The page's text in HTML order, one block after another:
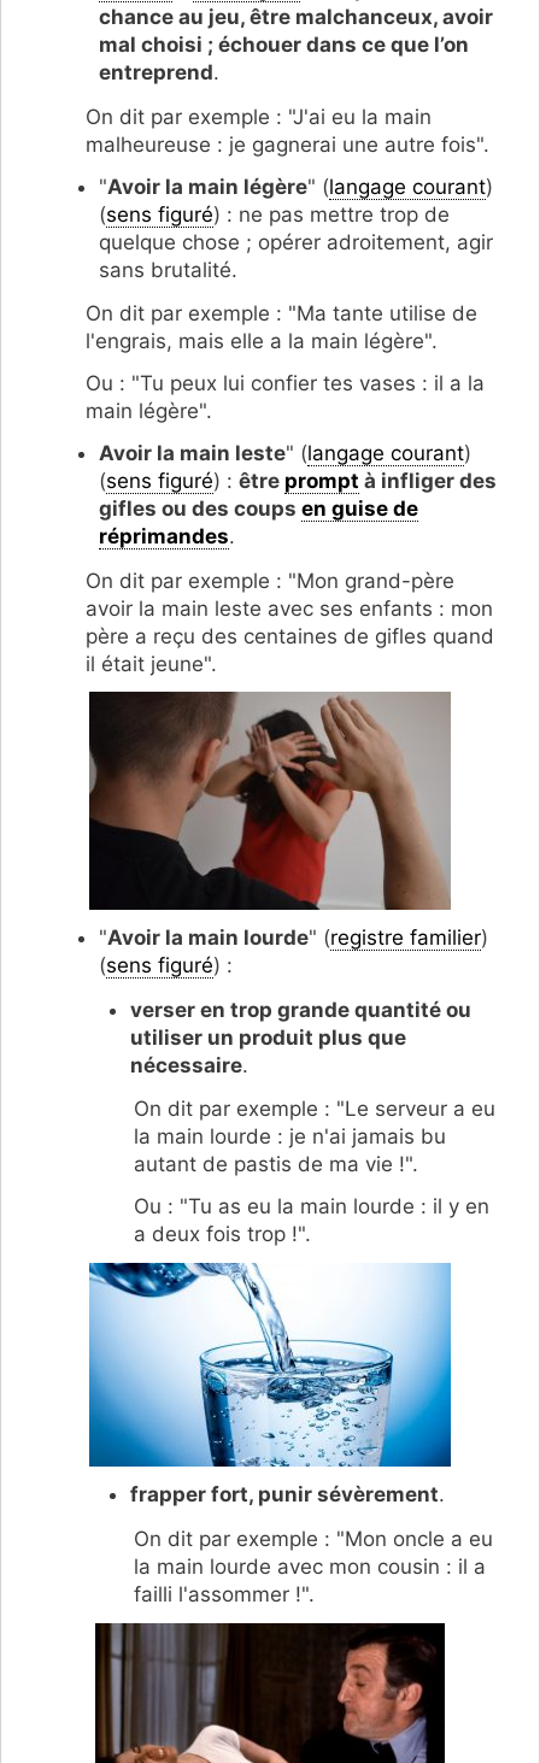
chance au jeu, être malchanceux, avoir
mal choisi ; échouer dans ce que l’on
entreprend.
On dit par exemple : "J'ai eu la main
malheureuse : je gagnerai une autre fois".
"Avoir la main légère" (langage courant)
(sens figuré) : ne pas mettre trop de
quelque chose ; opérer adroitement, agir
sans brutalité.
On dit par exemple : "Ma tante utilise de
l'engrais, mais elle a la main légère".
Ou : "Tu peux lui confier tes vases : il a la
main légère".
Avoir la main leste" (langage courant)
(sens figuré) : être prompt à infliger des
gifles ou des coups en guise de
réprimandes.
On dit par exemple : "Mon grand-père
avoir la main leste avec ses enfants : mon
père a reçu des centaines de gifles quand
il était jeune".
"Avoir la main lourde" (registre familier)
(sens figuré) :
verser en trop grande quantité ou
utiliser un produit plus que
nécessaire.
On dit par exemple : "Le serveur a eu
la main lourde : je n'ai jamais bu
autant de pastis de ma vie !".
Ou : "Tu as eu la main lourde : il y en
a deux fois trop !".
frapper fort, punir sévèrement.
On dit par exemple : "Mon oncle a eu
la main lourde avec mon cousin : il a
failli l'assommer !".